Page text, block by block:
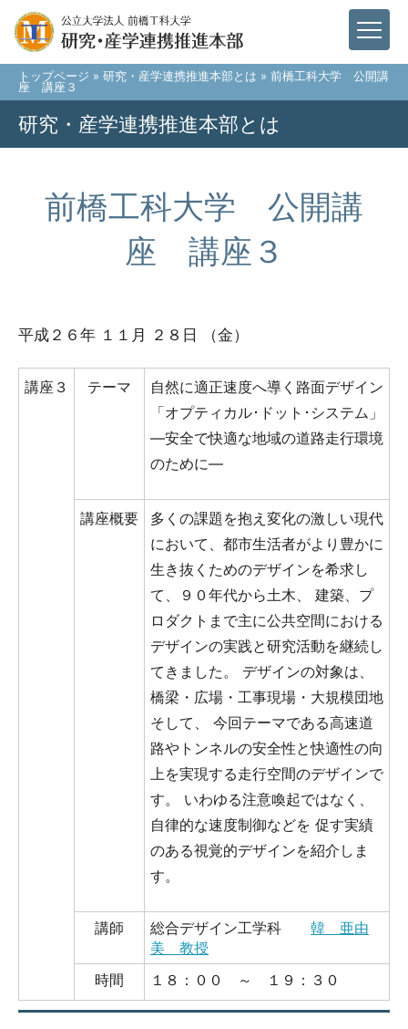
トップページ » 研究・産学連携推進本部とは » 前橋工科大学 公開講
座 講座３
研究・産学連携推進本部とは
前橋工科大学 公開講
座 講座３
平成２６年 １１月 ２８日 （金）
講座３ テーマ
自然に適正速度へ導く路面デザイン
「オプティカル･ドット･システム」
―安全で快適な地域の道路走行環境
のために―
講座概要
多くの課題を抱え変化の激しい現代
において、都市生活者がより豊かに
生き抜くためのデザインを希求し
て、９０年代から土木、 建築、プ
ロダクトまで主に公共空間における
デザインの実践と研究活動を継続し
てきました。 デザインの対象は、
橋梁・広場・工事現場・大規模団地
そして、 今回テーマである高速道
路やトンネルの安全性と快適性の向
上を実現する走行空間のデザインで
す。 いわゆる注意喚起ではなく、
自律的な速度制御などを 促す実績
のある視覚的デザインを紹介しま
す。
講師 総合デザイン工学科 韓 亜由
美 教授
時間
１８：００ ～ １９：３０